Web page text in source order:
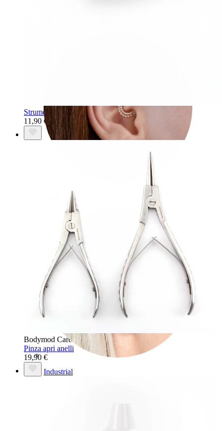
Industrial
Strumento multiuso
11,90 €
Bodymod Care
Pinza apri anelli
19,90 €